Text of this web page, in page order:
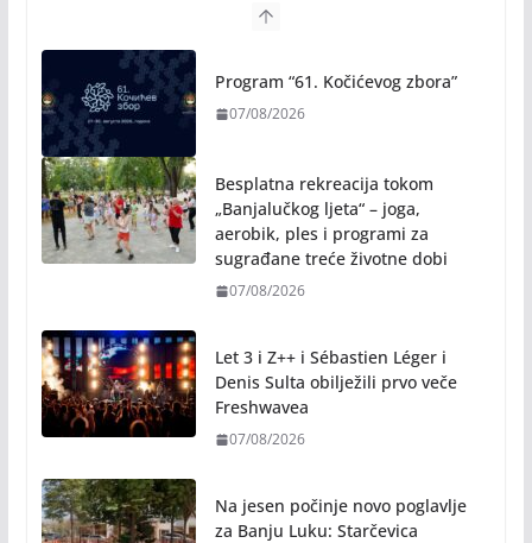
Program “61. Kočićevog zbora”
07/08/2026
Besplatna rekreacija tokom
„Banjalučkog ljeta“ – joga,
aerobik, ples i programi za
sugrađane treće životne dobi
07/08/2026
Let 3 i Z++ i Sébastien Léger i
Denis Sulta obilježili prvo veče
Freshwavea
07/08/2026
Na jesen počinje novo poglavlje
za Banju Luku: Starčevica